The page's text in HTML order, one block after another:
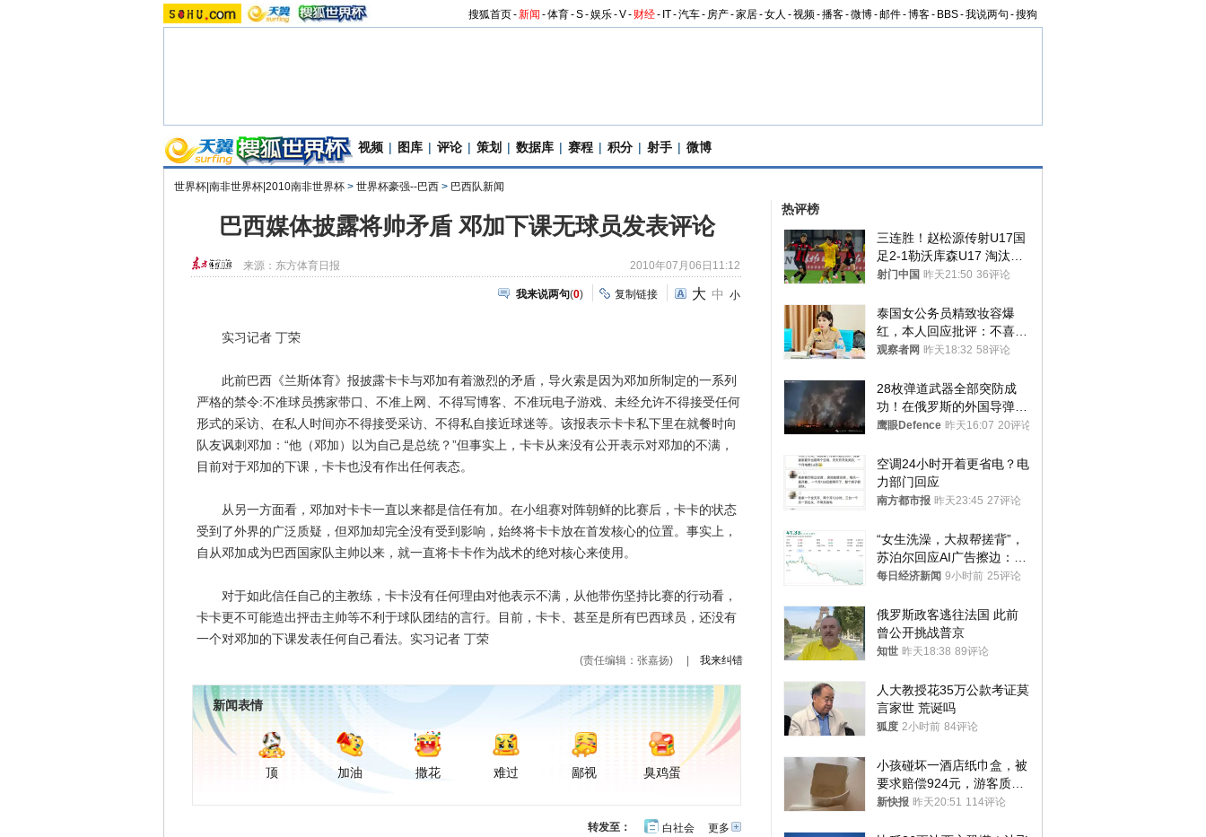
搜狐首页-新闻 -体育-S-娱乐-V- 财经- IT-汽车- 房产-家居-女人 -视频-播客-微博-邮件-博客- BBS-我说两句 -搜狗
视频 | 图库 | 评论 | 策划 | 数据库 | 赛程 | 积分 | 射手 | 微博
世界杯|南非世界杯|2010南非世界杯 > 世界杯豪强--巴西 > 巴西队新闻
巴西媒体披露将帅矛盾 邓加下课无球员发表评论
来源： 东方体育日报 2010年07月06日11:12
我来说两句(0) 复制链接 大 中 小
实习记者 丁荣
此前巴西《兰斯体育》报披露卡卡与邓加有着激烈的矛盾，导火索是因为邓加所制定的一系列
严格的禁令:不准球员携家带口、不准上网、不得写博客、不准玩电子游戏、未经允许不得接受任何
形式的采访、在私人时间亦不得接受采访、不得私自接近球迷等。该报表示卡卡私下里在就餐时向
队友讽刺邓加：“他（邓加）以为自己是总统？”但事实上，卡卡从来没有公开表示对邓加的不满，
目前对于邓加的下课，卡卡也没有作出任何表态。
从另一方面看，邓加对卡卡一直以来都是信任有加。在小组赛对阵朝鲜的比赛后，卡卡的状态
受到了外界的广泛质疑，但邓加却完全没有受到影响，始终将卡卡放在首发核心的位置。事实上，
自从邓加成为巴西国家队主帅以来，就一直将卡卡作为战术的绝对核心来使用。
对于如此信任自己的主教练，卡卡没有任何理由对他表示不满，从他带伤坚持比赛的行动看，
卡卡更不可能造出抨击主帅等不利于球队团结的言行。目前，卡卡、甚至是所有巴西球员，还没有
一个对邓加的下课发表任何自己看法。实习记者 丁荣
(责任编辑：张嘉扬) 我来纠错
新闻表情
顶 加油 撒花 难过 鄙视 臭鸡蛋
更多开
转发至： 白社会
热评榜
三连胜！赵松源传射U17国
足2-1勒沃库森U17 淘汰赛
将战河床
射门中国 昨天21:50 36评论
泰国女公务员精致妆容爆
红，本人回应批评：不喜欢
就别看
观察者网 昨天18:32 58评论
28枚弹道武器全部突防成
功！在俄罗斯的外国导弹发
射车都是合法打击目标
鹰眼Defence 昨天16:07 20评论
空调24小时开着更省电？电
力部门回应
南方都市报 昨天23:45 27评论
“女生洗澡，大叔帮搓背”，
苏泊尔回应AI广告擦边：视
频全下架，已强化内容管理
每日经济新闻 9小时前 25评论
俄罗斯政客逃往法国 此前
曾公开挑战普京
知世 昨天18:38 89评论
人大教授花35万公款考证莫
言家世 荒诞吗
狐度 2小时前 84评论
小孩碰坏一酒店纸巾盒，被
要求赔偿924元，游客质疑
酒店房客物品超高标价，市
新快报 昨天20:51 114评论